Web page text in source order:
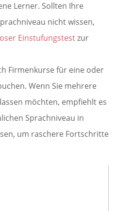
Lerner. Sollten Ihre
nicht wissen,
Einstufungstestzur
Firmenkurse für eine oder
Wenn Sie mehrere
möchten, empfiehlt es
Sprachniveau in
um raschere Fortschritte